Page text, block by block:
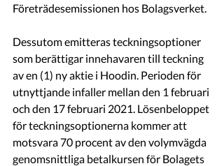
Företrädesemissionen hos Bolagsverket.
Dessutom emitteras teckningsoptioner
som berättigar innehavaren till teckning
av en (1) ny aktie i Hoodin. Perioden för
utnyttjande infaller mellan den 1 februari
och den 17 februari 2021. Lösenbeloppet
för teckningsoptionerna kommer att
motsvara 70 procent av den volymvägda
genomsnittliga betalkursen för Bolagets